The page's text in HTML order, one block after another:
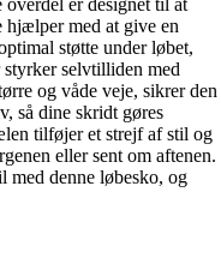
hjælper med at give en
støtte under løbet,
styrker selvtilliden med
og våde veje, sikrer den
så dine skridt gøres
tilføjer et strejf af stil og
eller sent om aftenen.
med denne løbesko, og